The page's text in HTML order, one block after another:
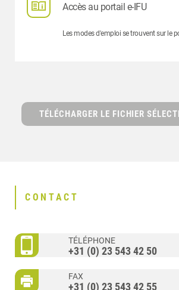
Accès au portail e-IFU
Les modes d'emploi se trouvent sur le
TÉLÉCHARGER LE FICHIER
CONTACT
TÉLÉPHONE
+31 (0) 23 543 42 50
FAX
+31 (0) 23 543 42 55